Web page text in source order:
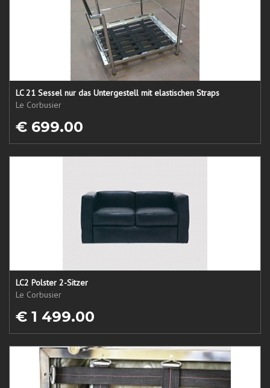
LC 21 Sessel nur das Untergestell mit elastischen Straps
Le Corbusier
€ 699.00
LC2 Polster 2-Sitzer
Le Corbusier
€ 1 499.00